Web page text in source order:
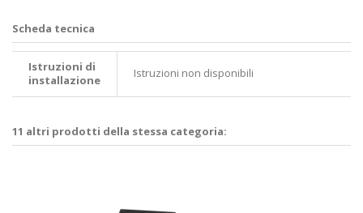
Scheda tecnica
Istruzioni di
installazione
Istruzioni non disponibili
11 altri prodotti della stessa categoria: